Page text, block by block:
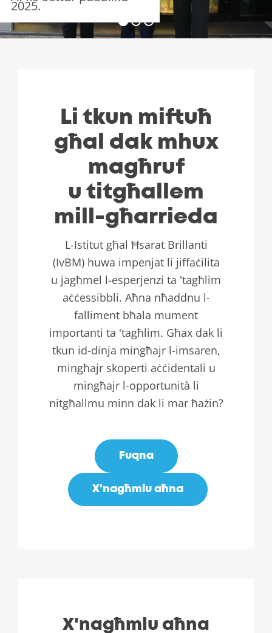
2025.
Li tkun miftuħ
għal dak mhux
magħruf
u titgħallem
mill-għarrieda
L-Istitut għal Ħsarat Brillanti
(IvBM) huwa impenjat li jiffaċilita
u jagħmel l-esperjenzi ta 'tagħlim
aċċessibbli. Aħna nħaddnu l-
falliment bħala mument
importanti ta 'tagħlim. Għax dak li
tkun id-dinja mingħajr l-imsaren,
mingħajr skoperti aċċidentali u
mingħajr l-opportunità li
nitgħallmu minn dak li mar ħażin?
Fuqna
X'nagħmlu aħna
X'nagħmlu aħna